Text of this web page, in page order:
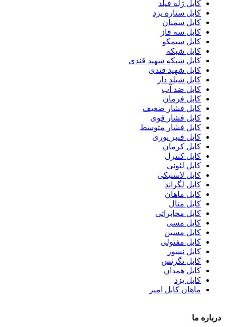
کابل ژله فیلد
کابل ستاره یزد
کابل سمنان
کابل سه فاز
کابل سیمکو
کابل شبکه
کابل شبکه شهید قندی
کابل شهید قندی
کابل شیلد دار
کابل ضد آب
کابل فرمان
کابل فشار ضعیف
کابل فشار قوی
کابل فشار متوسط
کابل فیبر نوری
کابل کرمان
کابل کنترل
کابل لئونی
کابل لاستیکی
کابل لگراند
کابل ماهان
کابل متال
کابل مخابراتی
کابل مسی
کابل مسین
کابل مفتولی
کابل نسوز
کابل نگزنس
کابل همدان
کابل یزد
ماهان کابل امیر
درباره ما